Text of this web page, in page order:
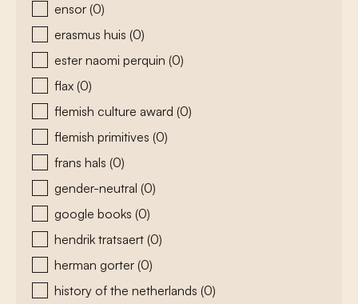
ensor (0)
erasmus huis (0)
ester naomi perquin (0)
flax (0)
flemish culture award (0)
flemish primitives (0)
frans hals (0)
gender-neutral (0)
google books (0)
hendrik tratsaert (0)
herman gorter (0)
history of the netherlands (0)